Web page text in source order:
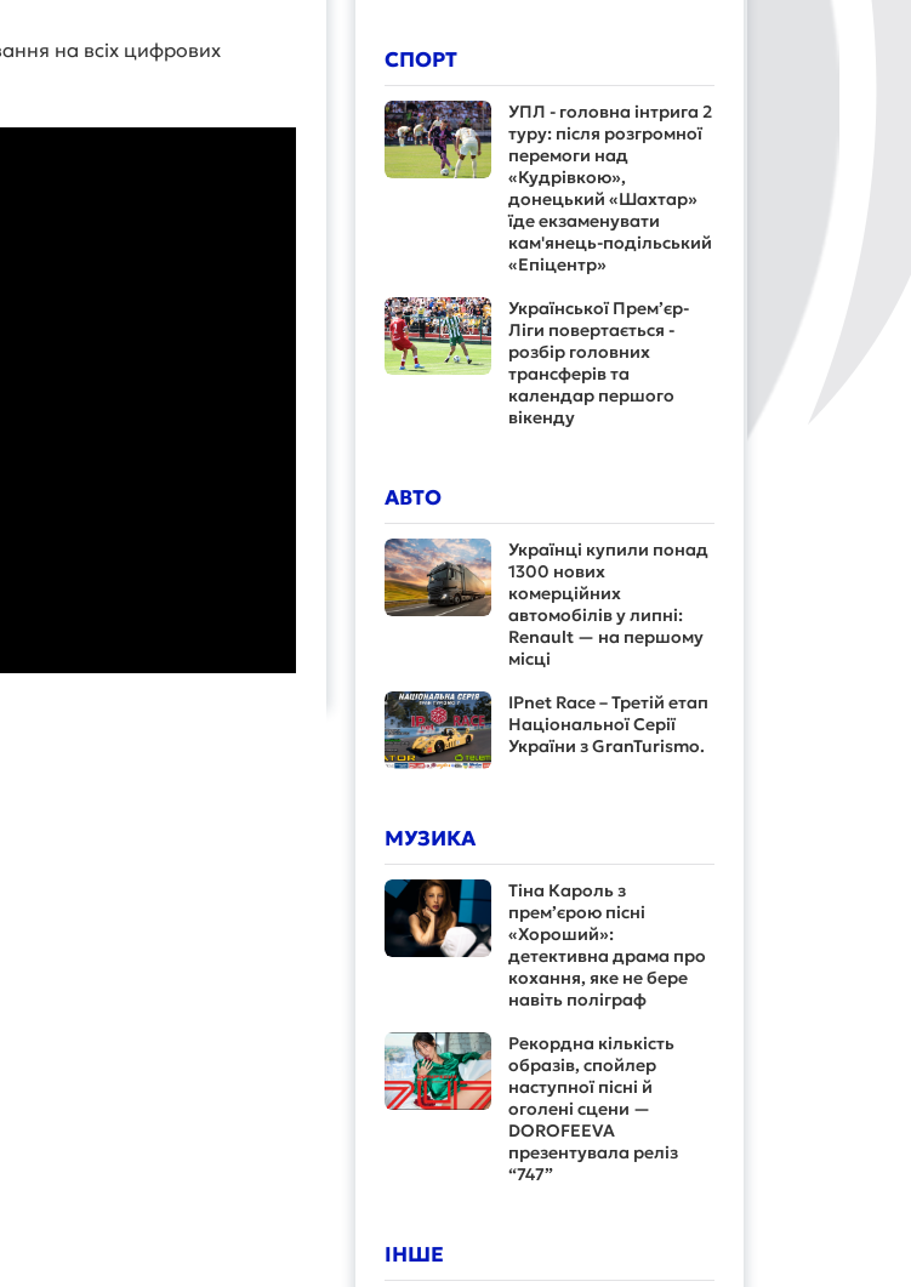
на всіх цифрових
СПОРТ
УПЛ - головна інтрига 2
туру: після розгромної
перемоги над
«Кудрівкою»,
донецький «Шахтар»
їде екзаменувати
кам'янець-подільський
«Епіцентр»
Української Прем’єр-
Ліги повертається -
розбір головних
трансферів та
календар першого
вікенду
АВТО
Українці купили понад
1300 нових
комерційних
автомобілів у липні:
Renault — на першому
місці
IPnet Race – Третій етап
Національної Серії
України з GranTurismo.
МУЗИКА
Тіна Кароль з
прем’єрою пісні
«Хороший»:
детективна драма про
кохання, яке не бере
навіть поліграф
Рекордна кількість
образів, спойлер
наступної пісні й
оголені сцени —
DOROFEEVA
презентувала реліз
“747”
ІНШЕ